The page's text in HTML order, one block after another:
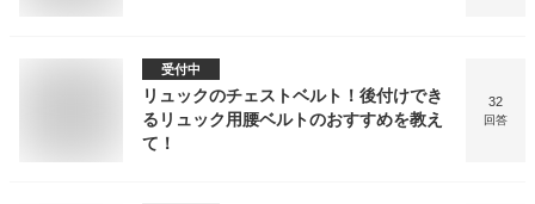
受付中
リュックのチェストベルト！後付けでき
るリュック用腰ベルトのおすすめを教え
て！
32
回答